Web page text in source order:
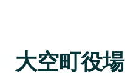
大空町役場